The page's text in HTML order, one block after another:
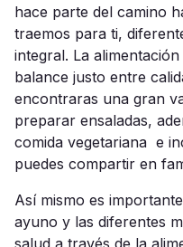
hace parte del camino
traemos para ti,
integral. La alimentación
balance justo entre
encontraras una gran
preparar ensaladas,
comida vegetariana e
puedes compartir en
Así mismo es
ayuno y las diferentes
salud a través de la